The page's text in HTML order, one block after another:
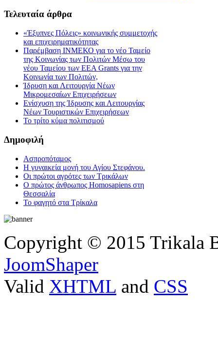
Τελευταία άρθρα
«Έξυπνες Πόλεις» κοινωνικής συμμετοχής
και επιχειρηματικότητας
Παρέμβαση ΙΝΜΕΚΟ για το νέο Ταμείο
της Κοινωνίας των Πολιτών Μέσω του
νέου Ταμείου των ΕΕΑ Grants για την
Κοινωνία των Πολιτών,
Ίδρυση και Λειτουργία Νέων
Μικρομεσαίων Επιχειρήσεων
Ενίσχυση της Ίδρυσης και Λειτουργίας
Νέων Τουριστικών Επιχειρήσεων
Το τρίτο κύμα πολιτισμού
Δημοφιλή
Ασπροπόταμος
Η γυναικεία μονή του Αγίου Στεφάνου.
Οι πρώτοι αγρότες των Τρικάλων
Ο πρώτος άνθρωπος Homosapiens στη
Θεσσαλία
Το φαγητό στα Τρίκαλα
Copyright © 2015 Trikala
JoomShaper
Valid XHTML and CSS